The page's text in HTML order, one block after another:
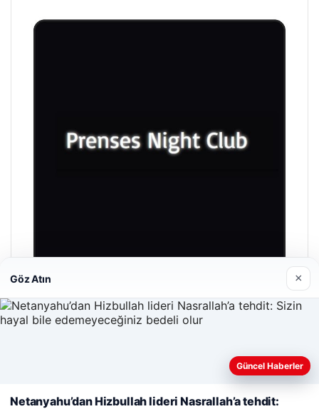
Prenses Night Club
29/04/2026
Web sitemizi nasıl kullandığınızı daha iyi anlayabilmek,
kullanıyoruz.Çerez Politikamız
Göz Atın ×
Güncel Haberler
Netanyahu’dan Hizbullah lideri Nasrallah’a tehdit: